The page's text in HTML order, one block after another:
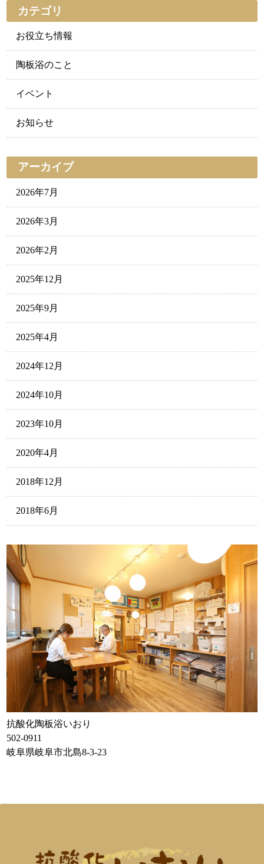
カテゴリ
お役立ち情報
陶板浴のこと
イベント
お知らせ
アーカイブ
2026年7月
2026年3月
2026年2月
2025年12月
2025年9月
2025年4月
2024年12月
2024年10月
2023年10月
2020年4月
2018年12月
2018年6月
抗酸化陶板浴いおり
502-0911
岐阜県岐阜市北島8-3-23